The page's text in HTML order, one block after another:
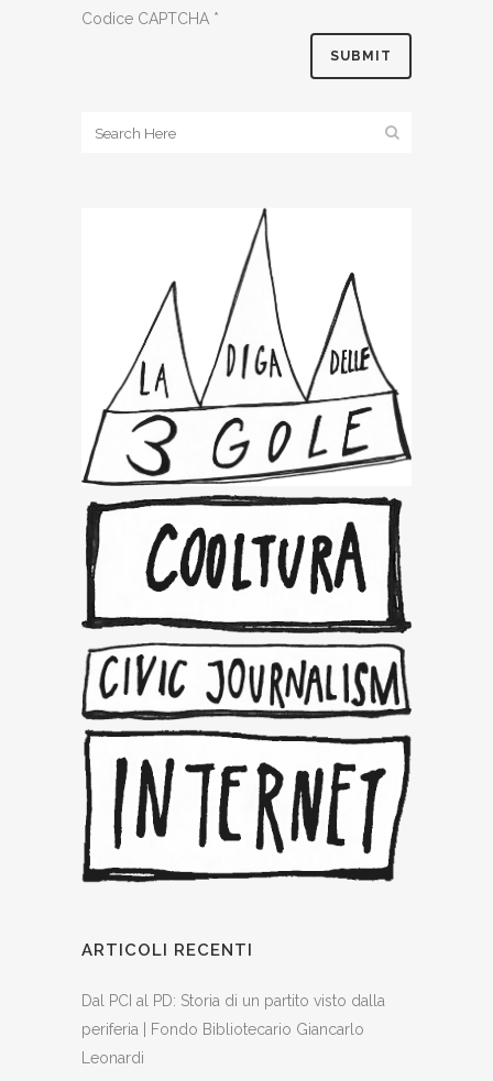
Codice CAPTCHA *
ARTICOLI RECENTI
Dal PCI al PD: Storia di un partito visto dalla
periferia | Fondo Bibliotecario Giancarlo
Leonardi